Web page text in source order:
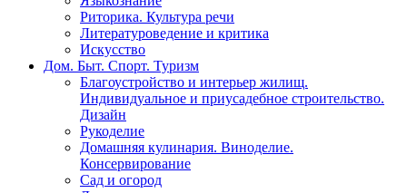
Риторика. Культура речи
Литературоведение и критика
Искусство
Дом. Быт. Спорт. Туризм
Благоустройство и интерьер жилищ.
Индивидуальное и приусадебное строительство.
Дизайн
Рукоделие
Домашняя кулинария. Виноделие.
Консервирование
Сад и огород